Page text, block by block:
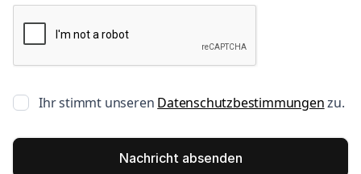
Ihr stimmt unseren Datenschutzbestimmungenzu.